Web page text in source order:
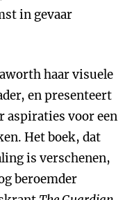
in gevaar
haar visuele
en presenteert
aspiraties voor een
Het boek, dat
is verschenen,
beroemder